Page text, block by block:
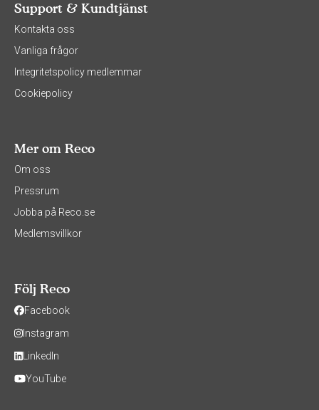
Support & Kundtjänst
Kontakta oss
Vanliga frågor
Integritetspolicy medlemmar
Cookiepolicy
Mer om Reco
Om oss
Pressrum
Jobba på Reco.se
Medlemsvillkor
Följ Reco
Facebook
Instagram
LinkedIn
YouTube